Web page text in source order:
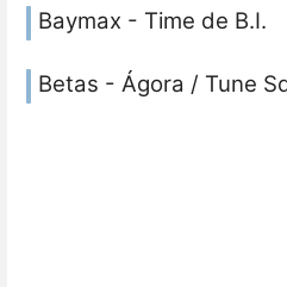
Baymax - Time de B.I.
Betas - Ágora / Tune